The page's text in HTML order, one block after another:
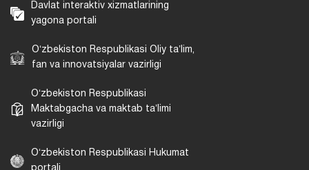
Davlat interaktiv xizmatlarining
yagona portali
Oʻzbekiston Respublikasi Oliy taʼlim,
fan va innovatsiyalar vazirligi
Oʻzbekiston Respublikasi
Maktabgacha va maktab taʼlimi
vazirligi
Oʻzbekiston Respublikasi Hukumat